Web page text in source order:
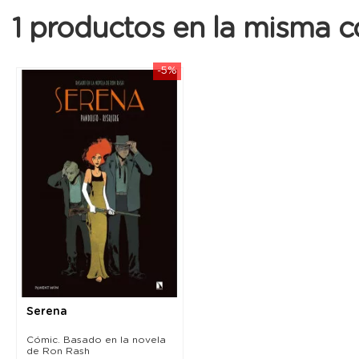
1 productos en la misma
-5%
Serena
Cómic. Basado en la novela
de Ron Rash